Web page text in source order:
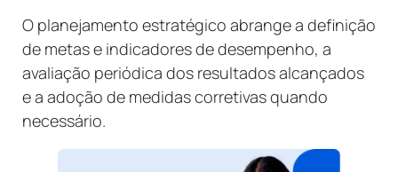
O planejamento estratégico abrange a definição
de metas e indicadores de desempenho, a
avaliação periódica dos resultados alcançados
e a adoção de medidas corretivas quando
necessário.